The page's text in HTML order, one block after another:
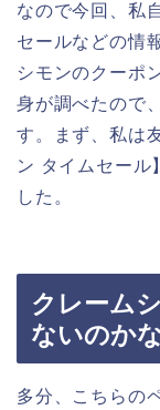
なので今回、私
セールなどの情
シモンのクーポ
身が調べたので
す。まず、私は
ン タイムセール
した。
クレーム
ないのか
多分、こちらの